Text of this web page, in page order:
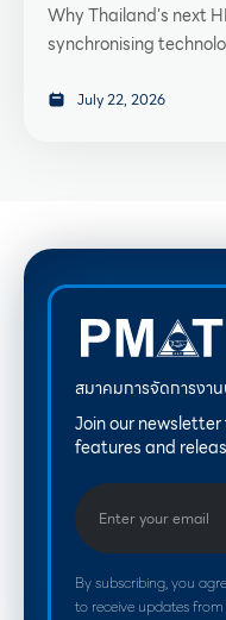
Why Thailand's next
synchronising
July 22, 2026
สมาคมการจัดการงา
Join our
features and
By subscribing, you
to receive updates